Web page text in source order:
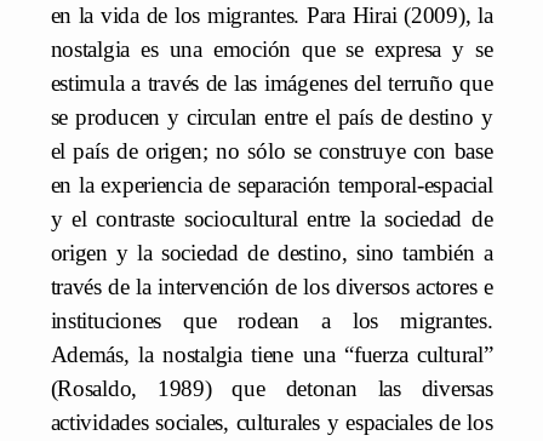
en la vida de los migrantes. Para Hirai (2009), la
nostalgia es una emoción que se expresa y se
estimula a través de las imágenes del terruño que
se producen y circulan entre el país de destino y
el país de origen; no sólo se construye con base
en la experiencia de separación temporal-espacial
y el contraste sociocultural entre la sociedad de
origen y la sociedad de destino, sino también a
través de la intervención de los diversos actores e
instituciones que rodean a los migrantes.
Además, la nostalgia tiene una “fuerza cultural”
(Rosaldo, 1989) que detonan las diversas
actividades sociales, culturales y espaciales de los